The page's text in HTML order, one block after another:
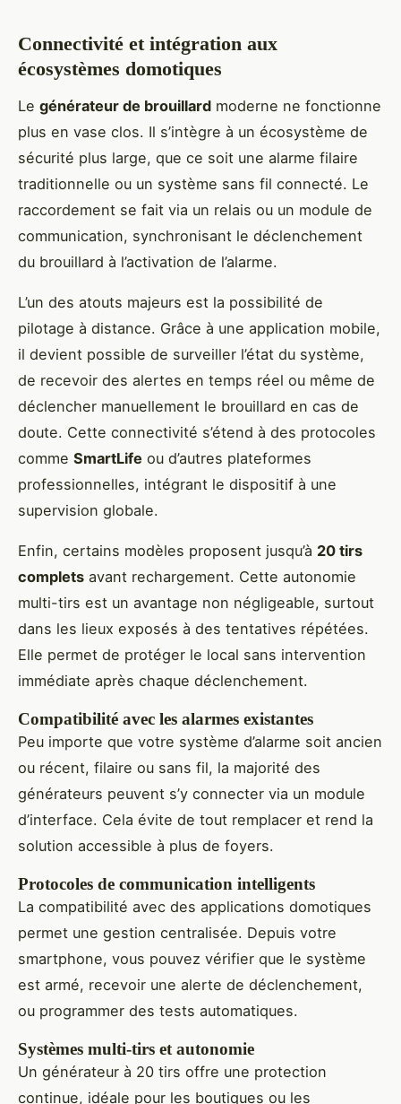
Connectivité et intégration aux
écosystèmes domotiques
Le générateur de brouillard moderne ne fonctionne
plus en vase clos. Il s’intègre à un écosystème de
sécurité plus large, que ce soit une alarme filaire
traditionnelle ou un système sans fil connecté. Le
raccordement se fait via un relais ou un module de
communication, synchronisant le déclenchement
du brouillard à l’activation de l’alarme.
L’un des atouts majeurs est la possibilité de
pilotage à distance. Grâce à une application mobile,
il devient possible de surveiller l’état du système,
de recevoir des alertes en temps réel ou même de
déclencher manuellement le brouillard en cas de
doute. Cette connectivité s’étend à des protocoles
comme SmartLife ou d’autres plateformes
professionnelles, intégrant le dispositif à une
supervision globale.
Enfin, certains modèles proposent jusqu’à 20 tirs
complets avant rechargement. Cette autonomie
multi-tirs est un avantage non négligeable, surtout
dans les lieux exposés à des tentatives répétées.
Elle permet de protéger le local sans intervention
immédiate après chaque déclenchement.
Compatibilité avec les alarmes existantes
Peu importe que votre système d’alarme soit ancien
ou récent, filaire ou sans fil, la majorité des
générateurs peuvent s’y connecter via un module
d’interface. Cela évite de tout remplacer et rend la
solution accessible à plus de foyers.
Protocoles de communication intelligents
La compatibilité avec des applications domotiques
permet une gestion centralisée. Depuis votre
smartphone, vous pouvez vérifier que le système
est armé, recevoir une alerte de déclenchement,
ou programmer des tests automatiques.
Systèmes multi-tirs et autonomie
Un générateur à 20 tirs offre une protection
continue, idéale pour les boutiques ou les